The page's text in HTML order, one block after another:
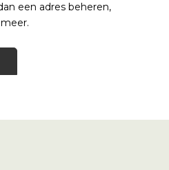
een adres beheren,